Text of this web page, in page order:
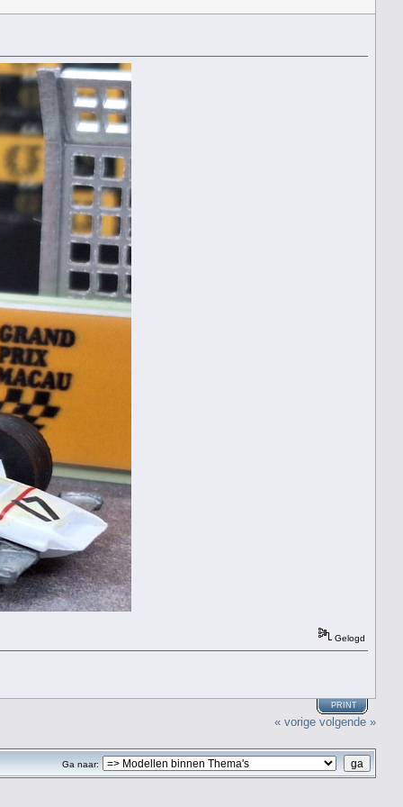
Gelogd
PRINT
« vorige volgende »
Ga naar: